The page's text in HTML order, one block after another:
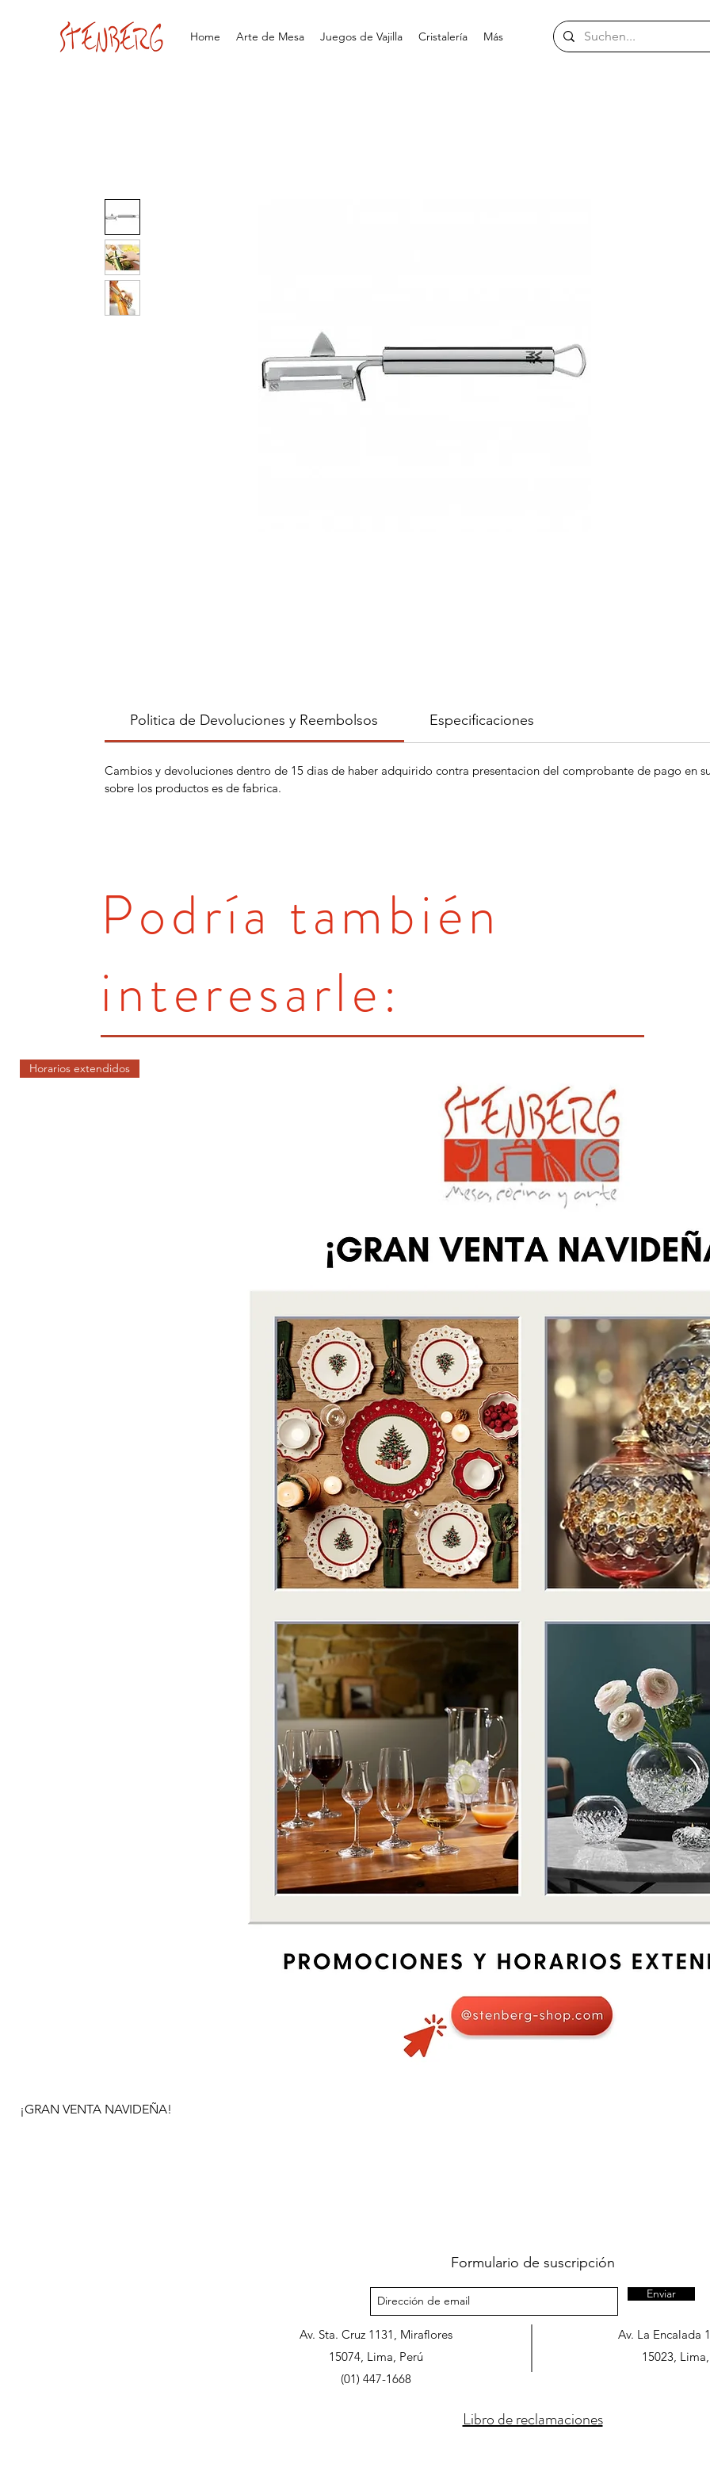
Home Arte de Mesa Juegos de Vajilla Cristalería Más
Politica de Devoluciones y Reembolsos Especificaciones
Cambios y devoluciones dentro de 15 dias de haber adquirido contra presentacion del comprobante de pago en
sobre los productos es de fabrica.
Horarios extendidos
¡GRAN VENTA NAVIDEÑA!
Podría también
interesarle:
Formulario de suscripción
Enviar
Av. Sta. Cruz 1131, Miraflores
15074, Lima, Perú
Av. La Encalada
15023,
(01) 447-1668
Libro de reclamaciones